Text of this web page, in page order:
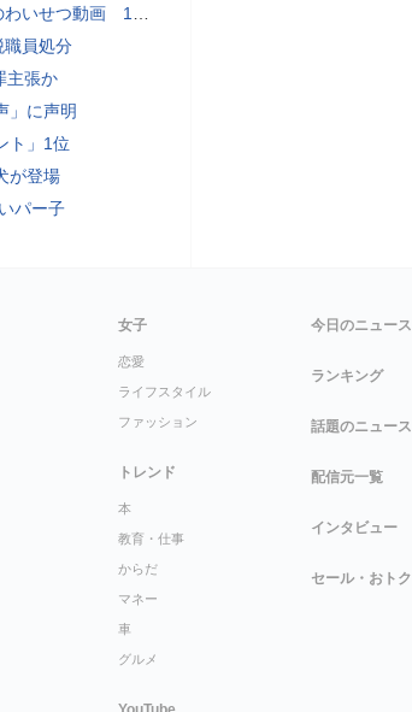
歳男を再逮捕 「薬もありますよ」とSNSで誘い出し
職員処分
主張か
」に声明
ト」1位
が登場
パー子
女子
恋愛
ライフスタイル
ファッション
トレンド
本
教育・仕事
からだ
マネー
車
グルメ
今日のニュース
ランキング
話題のニュース
配信元一覧
インタビュー
セール・おトク